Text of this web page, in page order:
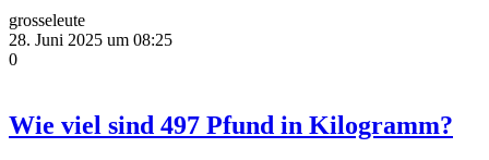
grosseleute
28. Juni 2025 um 08:25
0
Wie viel sind 497 Pfund in Kilogramm?